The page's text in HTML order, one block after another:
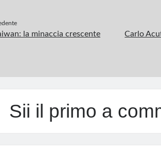
la minaccia crescente
Carlo
Sii il primo a